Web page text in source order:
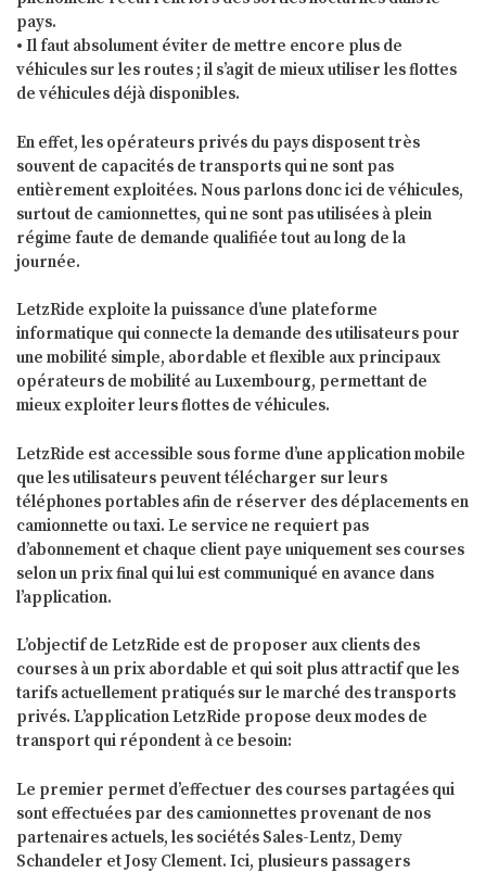
pays.
• Il faut absolument éviter de mettre encore plus de
véhicules sur les routes ; il s’agit de mieux utiliser les flottes
de véhicules déjà disponibles.
En effet, les opérateurs privés du pays disposent très
souvent de capacités de transports qui ne sont pas
entièrement exploitées. Nous parlons donc ici de véhicules,
surtout de camionnettes, qui ne sont pas utilisées à plein
régime faute de demande qualifiée tout au long de la
journée.
LetzRide exploite la puissance d’une plateforme
informatique qui connecte la demande des utilisateurs pour
une mobilité simple, abordable et flexible aux principaux
opérateurs de mobilité au Luxembourg, permettant de
mieux exploiter leurs flottes de véhicules.
LetzRide est accessible sous forme d’une application mobile
que les utilisateurs peuvent télécharger sur leurs
téléphones portables afin de réserver des déplacements en
camionnette ou taxi. Le service ne requiert pas
d’abonnement et chaque client paye uniquement ses courses
selon un prix final qui lui est communiqué en avance dans
l’application.
L’objectif de LetzRide est de proposer aux clients des
courses à un prix abordable et qui soit plus attractif que les
tarifs actuellement pratiqués sur le marché des transports
privés. L’application LetzRide propose deux modes de
transport qui répondent à ce besoin:
Le premier permet d’effectuer des courses partagées qui
sont effectuées par des camionnettes provenant de nos
partenaires actuels, les sociétés Sales-Lentz, Demy
Schandeler et Josy Clement. Ici, plusieurs passagers